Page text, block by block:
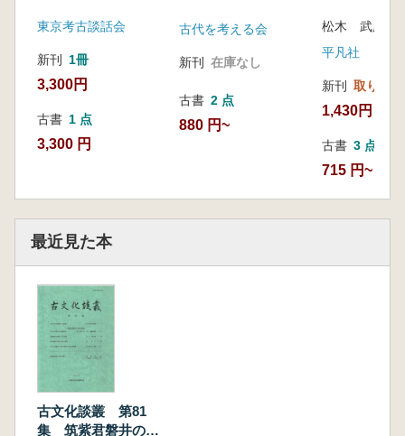
東京考古談話会
新刊 1冊
3,300円
古書 1 点
3,300 円
古代を考える会
新刊 在庫なし
古書 2 点
880 円~
松木 武彦 監
平凡社
新刊 取り寄せ
1,430円
古書 3 点
715 円~
最近見た本
古文化談叢 第81
集 筑紫君磐井の時